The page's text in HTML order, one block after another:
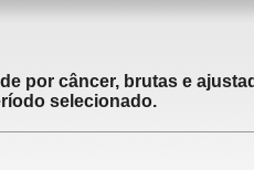
por câncer, brutas e
selecionado.